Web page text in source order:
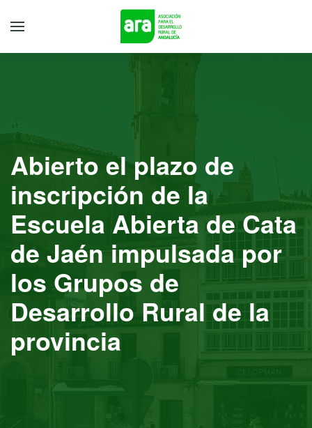
Abierto el plazo de
inscripción de la
Escuela Abierta de Cata
de Jaén impulsada por
los Grupos de
Desarrollo Rural de la
provincia